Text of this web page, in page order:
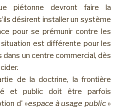
piétonne devront faire la
désirent installer un système
pour se prémunir contre les
est différente pour les
un centre commercial, dès
de la doctrine, la frontière
et public doit être parfois
d' »espace à usage public»